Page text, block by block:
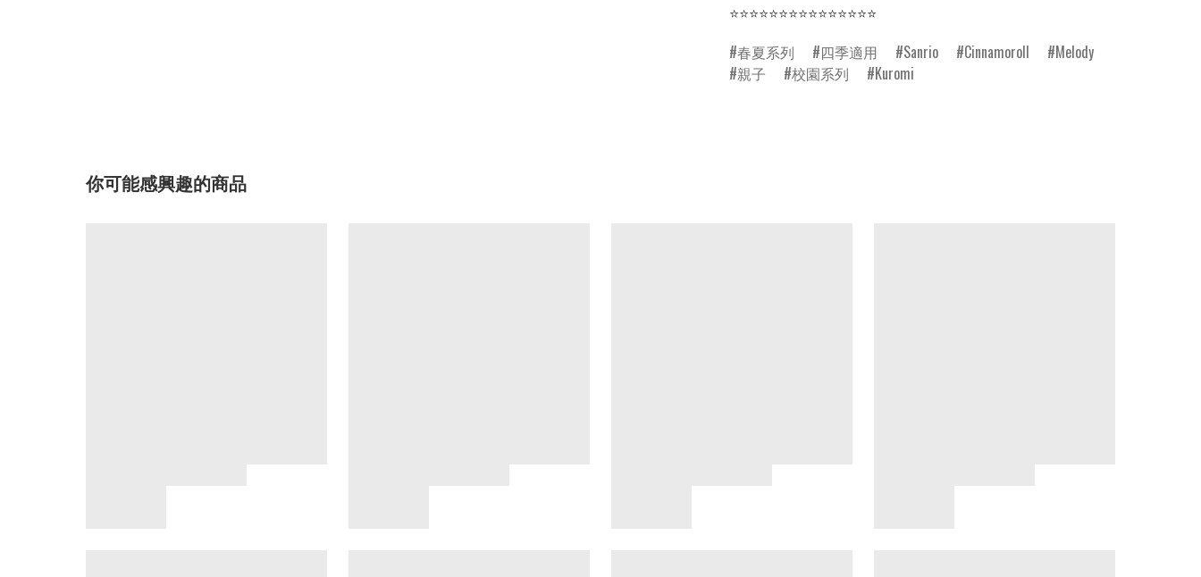
⭐⭐⭐⭐⭐⭐⭐⭐⭐⭐⭐⭐⭐⭐⭐
春夏系列
四季適用 Sanrio Cinnamoroll
Melody
親子
校園系列 Kuromi
你可能感興趣的商品